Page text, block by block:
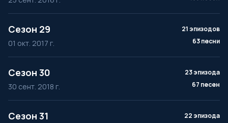
Сезон 29
01 окт. 2017 г.
21 эпизодов
63 песни
Сезон 30
30 сент. 2018 г.
23 эпизода
67 песен
Сезон 31
22 эпизода